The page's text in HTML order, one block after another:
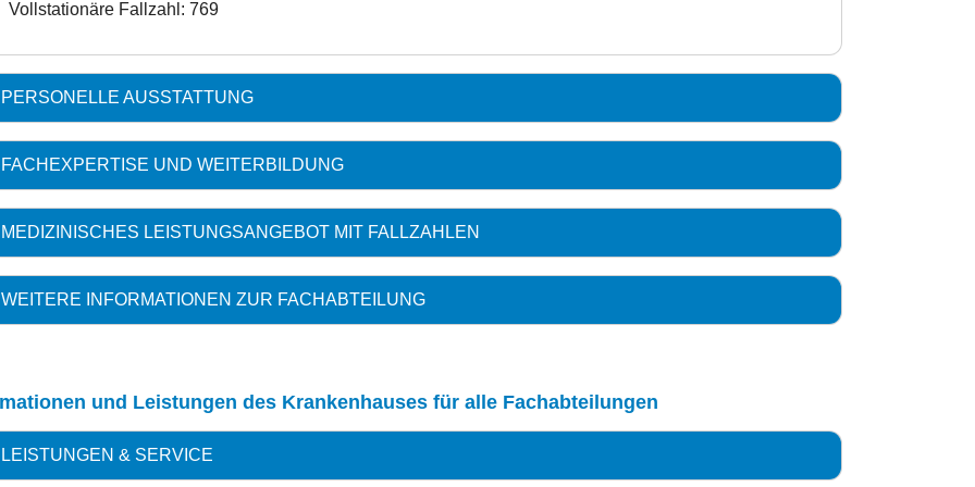
Vollstationäre Fallzahl: 769
PERSONELLE AUSSTATTUNG
FACHEXPERTISE UND WEITERBILDUNG
MEDIZINISCHES LEISTUNGSANGEBOT MIT FALLZAHLEN
WEITERE INFORMATIONEN ZUR FACHABTEILUNG
und Leistungen des Krankenhauses für alle Fachabteilungen
LEISTUNGEN & SERVICE